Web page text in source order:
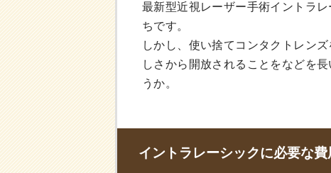
最新型近視レーザー手術イントラ
ちです。
しかし、使い捨てコンタクトレン
しさから開放されることをなどを
うか。
イントラレーシックに必要な費